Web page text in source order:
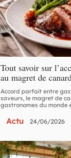
Tout savoir sur
au magret de
Accord parfait entre
saveurs, le magret de
gastronomes du monde
Actu 24/06/2026